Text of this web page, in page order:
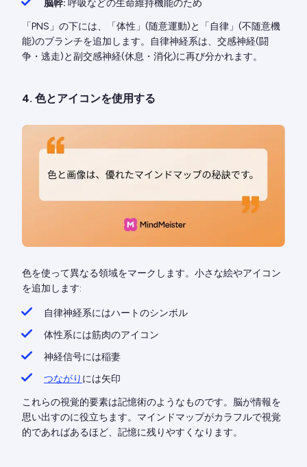
脳幹: 呼吸などの生命維持機能のため
「PNS」の下には、「体性」(随意運動)と「自律」(不随意機
能)のブランチを追加します。自律神経系は、交感神経(闘
争・逃走)と副交感神経(休息・消化)に再び分かれます。
4. 色とアイコンを使用する
色を使って異なる領域をマークします。小さな絵やアイコン
を追加します:
自律神経系にはハートのシンボル
体性系には筋肉のアイコン
神経信号には稲妻
つながり には矢印
これらの視覚的要素は記憶術のようなものです。脳が情報を
思い出すのに役立ちます。マインドマップがカラフルで視覚
的であればあるほど、記憶に残りやすくなります。